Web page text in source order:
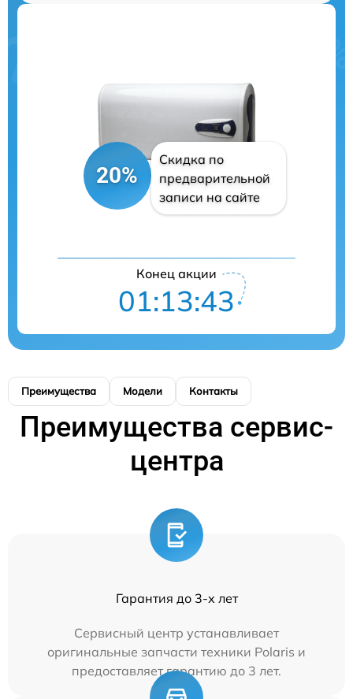
20%
Скидка по
предварительной
записи на сайте
Конец акции
01:13:43
Преимущества Модели Контакты
Преимущества сервис-
центра
Гарантия до 3-х лет
Сервисный центр устанавливает
оригинальные запчасти техники Polaris и
предоставляет гарантию до 3 лет.